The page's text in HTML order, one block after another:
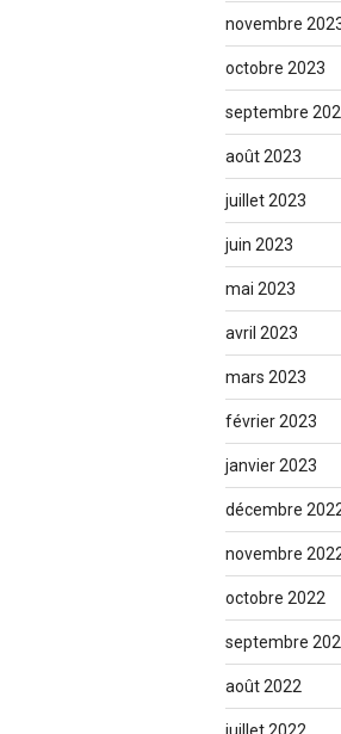
novembre
octobre 2023
septembre
août 2023
juillet 2023
juin 2023
mai 2023
avril 2023
mars 2023
février 2023
janvier 2023
décembre
novembre
octobre 2022
septembre
août 2022